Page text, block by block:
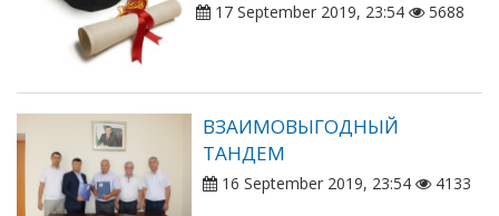
17 September 2019, 23:54 5688
ВЗАИМОВЫГОДНЫЙ
ТАНДЕМ
16 September 2019, 23:54 4133